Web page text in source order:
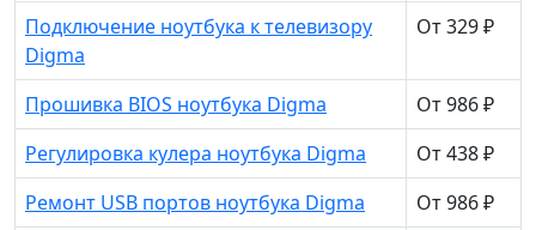
Подключение ноутбука к телевизору
Digma
От 329 ₽
Прошивка BIOS ноутбука Digma
От 986 ₽
Регулировка кулера ноутбука Digma
От 438 ₽
Ремонт USB портов ноутбука Digma
От 986 ₽